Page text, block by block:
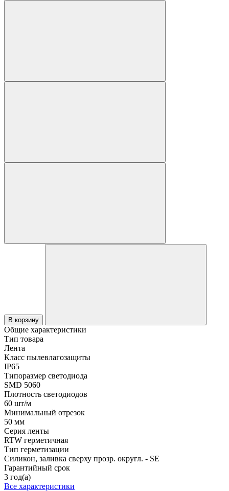
В корзину
Общие характеристики
Тип товара
Лента
Класс пылевлагозащиты
IP65
Типоразмер светодиода
SMD 5060
Плотность светодиодов
60 шт/м
Минимальный отрезок
50 мм
Серия ленты
RTW герметичная
Тип герметизации
Силикон, заливка сверху прозр. округл. - SE
Гарантийный срок
3 год(а)
Все характеристики